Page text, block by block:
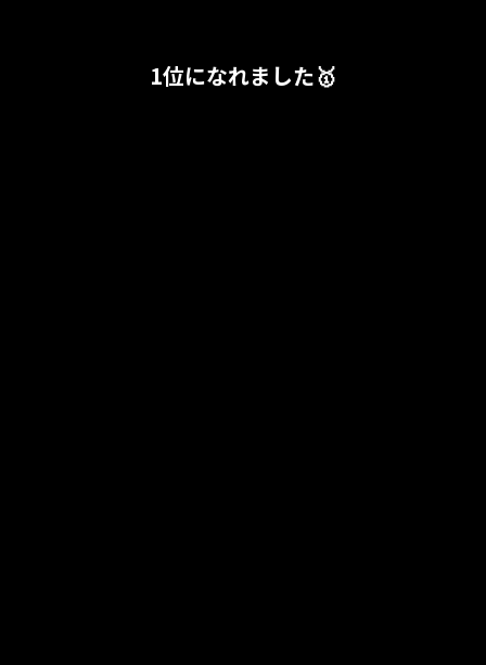
1位になれました🥇